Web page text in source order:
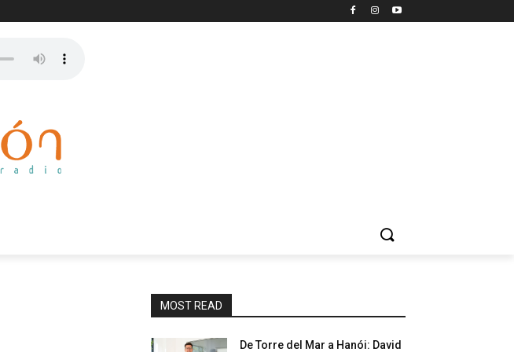
MOST READ
De Torre del Mar a Hanói: David